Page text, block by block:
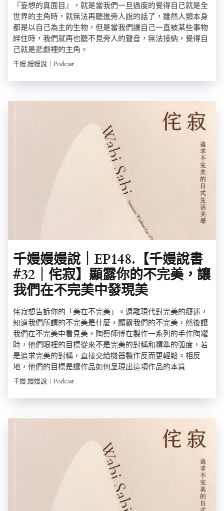
『妄想的真面目』，就是當我們一旦過度的覺得自己就是全
世界的主角時，就無法再聽進旁人說的話了，雖然人類本身
都是以自己為主的生物，但是當我們讓自己一直被某些事物
絆住時，我們就再也聽不見旁人的聲音，無法接納，覺得自
己就是悲劇裡的主角。
千嫚,嫚嫚說｜Podcast
千嫚嫚嫚說｜EP148.【千嫚說書
#32｜侘寂】顯露你的不完美，讓
我們在不完美中發現美
侘寂想告訴你的「美在不完美」。遠離現代對完美的癡迷，
知道我們所謂的不完美是什麼，顯露我們的不完美，然後讓
我們在不完美中看見美。陶藝師傅在製作一系列的手作陶罐
時，他們眼裡的目標從來不是完美的對稱和精準的弧度，若
是追求完美的對稱，直接交給機器製作反而更輕鬆。相反
地，他們的目標是讓作品如何呈現出這項作品的本質
千嫚,嫚嫚說｜Podcast